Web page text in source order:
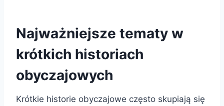
Najważniejsze tematy w
krótkich historiach
obyczajowych
Krótkie historie obyczajowe często skupiają się